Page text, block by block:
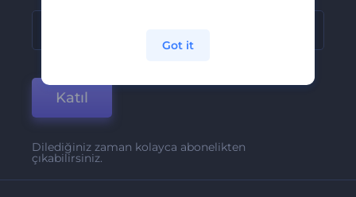
Katıl
Dilediğiniz zaman kolayca abonelikten
çıkabilirsiniz.
Got it